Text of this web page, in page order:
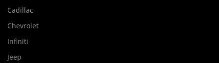
Cadillac
Chevrolet
Infiniti
Jeep